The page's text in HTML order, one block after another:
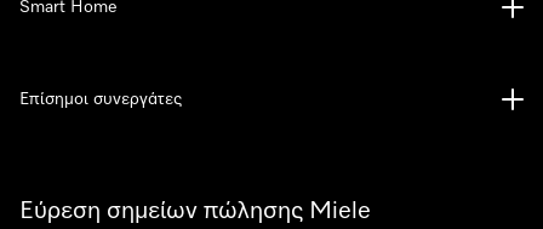
Εύρεση σημείων πώλησης Miele
Smart Home
Επίσημοι συνεργάτες